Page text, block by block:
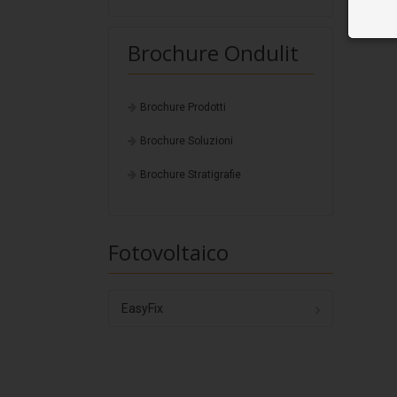
Brochure Ondulit
Brochure Prodotti
Brochure Soluzioni
Brochure Stratigrafie
Fotovoltaico
EasyFix